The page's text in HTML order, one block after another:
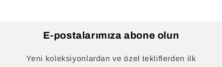
E-postalarımıza abone olun
Yeni koleksiyonlardan ve özel tekliflerden ilk